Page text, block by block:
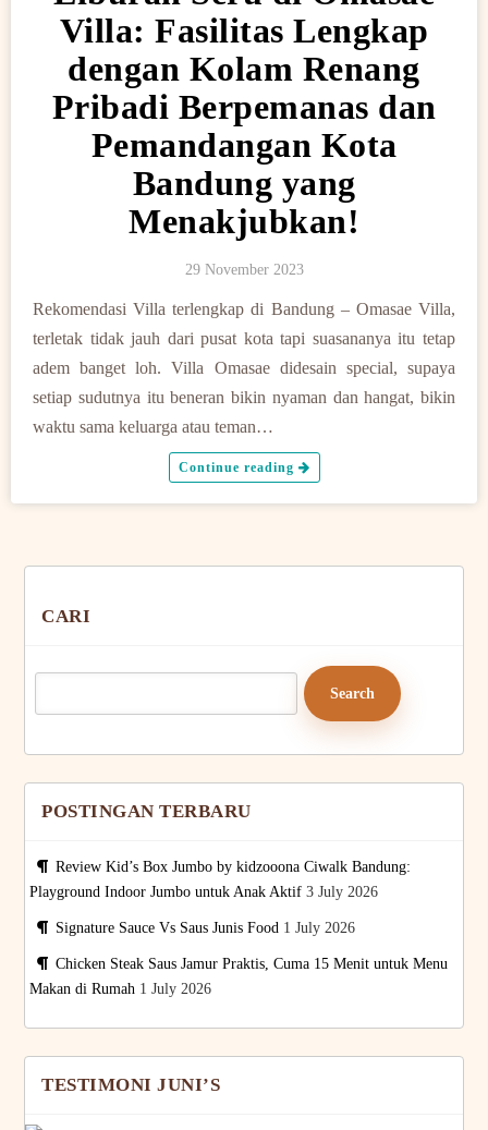
Villa: Fasilitas Lengkap
dengan Kolam Renang
Pribadi Berpemanas dan
Pemandangan Kota
Bandung yang
Menakjubkan!
29 November 2023
Rekomendasi Villa terlengkap di Bandung – Omasae Villa,
terletak tidak jauh dari pusat kota tapi suasananya itu tetap
adem banget loh. Villa Omasae didesain special, supaya
setiap sudutnya itu beneran bikin nyaman dan hangat, bikin
waktu sama keluarga atau teman…
Continue reading
CARI
POSTINGAN TERBARU
Review Kid’s Box Jumbo by kidzooona Ciwalk Bandung:
Playground Indoor Jumbo untuk Anak Aktif 3 July 2026
Signature Sauce Vs Saus Junis Food 1 July 2026
Chicken Steak Saus Jamur Praktis, Cuma 15 Menit untuk Menu
Makan di Rumah 1 July 2026
TESTIMONI JUNI’S